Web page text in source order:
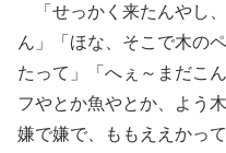
「せっかく来たんやし
ん」「ほな、そこで木の
たって」「へぇ～まだこ
フやとか魚やとか、よう
嫌で嫌で、ももええかっ